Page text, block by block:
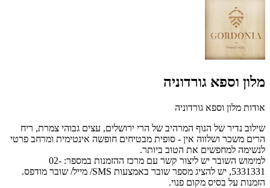
מלון וספא גורדוניה
אודות מלון וספא גורדוניה
שילוב נדיר של הנוף המרהיב של הרי ירושלים, עצים גבוהי צמרת, ריח
הרים משכר ושלווה אין - סופית מבטיחים חופשה אינטימית ומרחב פרטי
לנשימה למחפשים את הטוב ביותר.
למימוש השובר יש ליצור קשר עם מרכז ההזמנות במספר: 02-
5331331, יש
להציג מספר שובר באמצעות SMS/ מייל/ שובר מודפס.
הזמנות על בסיס מקום פנוי.